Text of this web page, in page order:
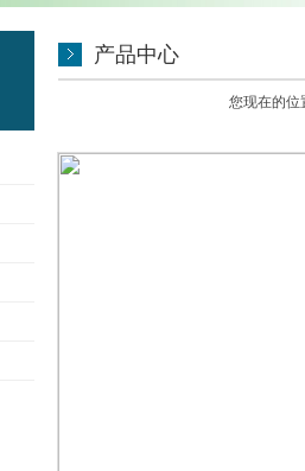
产品中心
您现在的位